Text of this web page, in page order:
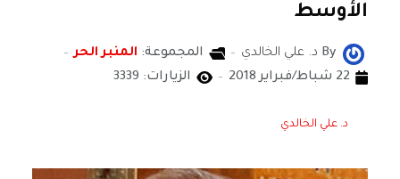
الأوسط
By د. علي الخالدي المجموعة: المنبر الحر
22 شباط/فبراير 2018
الزيارات: 3339
د. علي الخالدي